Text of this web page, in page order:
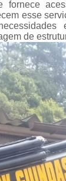
esse
de